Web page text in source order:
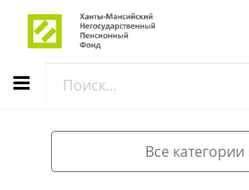
Все категории